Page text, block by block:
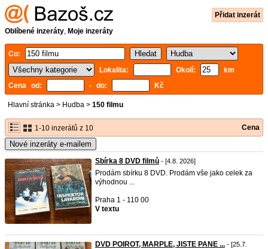
Přidat inzerát
Oblíbené inzeráty, Moje inzeráty
Co:
Lokalita:
Okolí:
km
Cena od:
- do: Kč
Hlavní stránka > Hudba > 150 filmu
1-10 inzerátů z 10 Cena
Nové inzeráty e-mailem
Sbírka 8 DVD filmů - [4.8. 2026]
Prodám sbírku 8 DVD. Prodám vše jako celek za
výhodnou ...
Praha 1 - 110 00
V textu
DVD POIROT, MARPLE, JISTE PANE ... - [25.7.